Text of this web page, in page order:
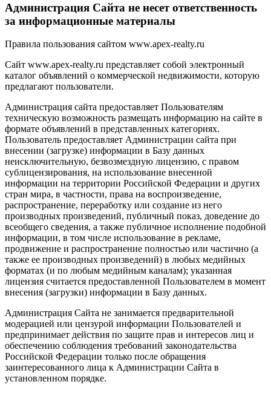
Администрация Сайта не несет ответственность
за информационные материалы
Правила пользования сайтом www.apex-realty.ru
Сайт www.apex-realty.ru представляет собой электронный
каталог объявлений о коммерческой недвижимости, которую
предлагают пользователи.
Администрация сайта предоставляет Пользователям
техническую возможность размещать информацию на сайте в
формате объявлений в представленных категориях.
Пользователь предоставляет Администрации сайта при
внесении (загрузке) информации в Базу данных
неисключительную, безвозмездную лицензию, с правом
сублицензирования, на использование внесенной
информации на территории Российской Федерации и других
стран мира, в частности, права на воспроизведение,
распространение, переработку или создание из него
производных произведений, публичный показ, доведение до
всеобщего сведения, а также публичное исполнение подобной
информации, в том числе использование в рекламе,
продвижение и распространение полностью или частично (а
также ее производных произведений) в любых медийных
форматах (и по любым медийным каналам); указанная
лицензия считается предоставленной Пользователем в момент
внесения (загрузки) информации в Базу данных.
Администрация Сайта не занимается предварительной
модерацией или цензурой информации Пользователей и
предпринимает действия по защите прав и интересов лиц и
обеспечению соблюдения требований законодательства
Российской Федерации только после обращения
заинтересованного лица к Администрации Сайта в
установленном порядке.